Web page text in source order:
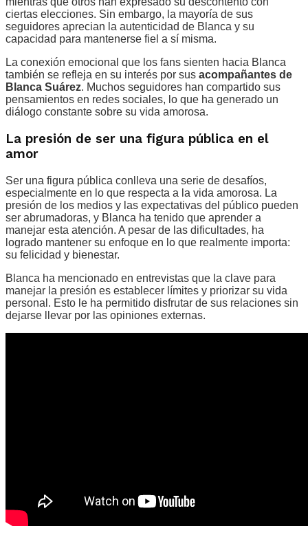
ciertas elecciones. Sin embargo, la mayoría de sus
seguidores aprecian la autenticidad de Blanca y su
capacidad para mantenerse fiel a sí misma.
La conexión emocional que los fans sienten hacia Blanca
también se refleja en su interés por sus acompañantes de
Blanca Suárez. Muchos seguidores han compartido sus
pensamientos en redes sociales, lo que ha generado un
diálogo constante sobre su vida amorosa.
La presión de ser una figura pública en el
amor
Ser una figura pública conlleva una serie de desafíos,
especialmente en lo que respecta a la vida amorosa. La
presión de los medios y las expectativas del público pueden
ser abrumadoras, y Blanca ha tenido que aprender a
manejar esta atención. A pesar de las dificultades, ha
logrado mantener su enfoque en lo que realmente importa:
su felicidad y bienestar.
Blanca ha mencionado en entrevistas que la clave para
manejar la presión es establecer límites y priorizar su vida
personal. Esto le ha permitido disfrutar de sus relaciones sin
dejarse llevar por las opiniones externas.